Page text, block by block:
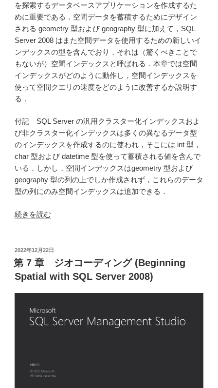
の
文
字
化
け
が
直
っ
て
た”
の
を探索するデータベースアプリケーションを作成するた
めに重要である．空間データを蓄積するためにデザイン
される geometry 型および geography 型に加えて，SQL
Server 2008 はまた空間データを使用するための新しいイ
ンデックスの型を含んでおり，それは（驚くべきことで
もないが）空間インデックスと呼ばれる．本章では空間
インデックスがどのように動作し，空間インデックスを
使って空間クエリの速度をどのように改善するか説明す
る．
付記 SQL Server の汎用クラスター化インデックスおよ
び非クラスター化インデックスは多くの異なるデータ型
のインデックスを作成するのに使われ，そこには int 型，
char 型および datetime 型を使って蓄積される値を含んで
いる．しかし，空間インデックスはgeometry 型および
geography 型の列の上でしか作成されず，これらのデータ
型の列にのみ空間インデックスは追加できる．
“第
イ
ン
デ
ク
続きを読む
投
稿
日:
2022年12月22日
第 7 章 ジオコーディング (Beginning
Spatial with SQL Server 2008)